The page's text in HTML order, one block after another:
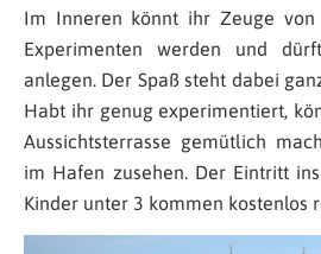
Im Inneren könnt ihr Zeuge von
Experimenten werden und
anlegen. Der Spaß steht dabei
Habt ihr genug experimentiert,
Aussichtsterrasse gemütlich
im Hafen zusehen. Der Eintritt
Kinder unter 3 kommen kostenlos